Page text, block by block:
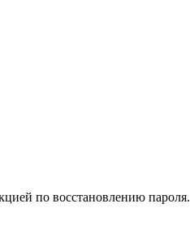
по восстановлению пароля.